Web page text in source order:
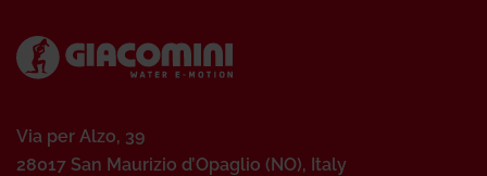
Via per Alzo, 39
28017 San Maurizio d’Opaglio (NO), Italy